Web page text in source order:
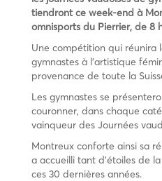
tiendront ce week-end à
omnisports du Pierrier, de 8
Une compétition qui réunira
gymnastes à l’artistique
provenance de toute la
Les gymnastes se
couronner, dans chaque
vainqueur des Journées
Montreux conforte ainsi sa
a accueilli tant d’étoiles de
ces 30 dernières années.